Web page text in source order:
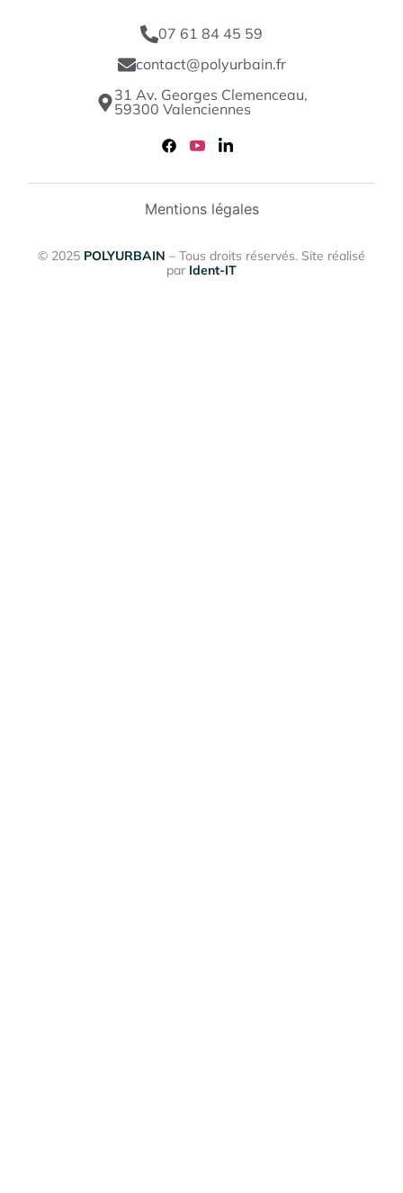
07 61 84 45 59
contact@polyurbain.fr
31 Av. Georges Clemenceau,
59300 Valenciennes
© 2025 POLYURBAIN – Tous droits réservés. Site réalisé
par Ident-IT
Mentions légales